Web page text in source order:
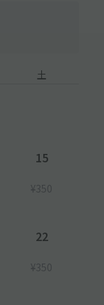
土
15
¥350
22
¥350